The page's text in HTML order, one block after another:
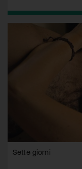
Sette giorni